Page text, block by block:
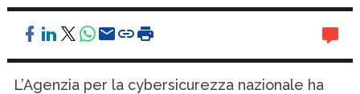
L’Agenzia per la cybersicurezza nazionale ha